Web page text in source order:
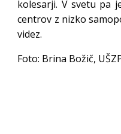
kolesarji. V svetu pa
centrov z nizko
videz.
Foto: Brina Božič,